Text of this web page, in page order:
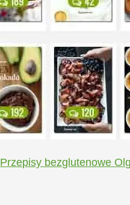
Przepisy bezglutenowe